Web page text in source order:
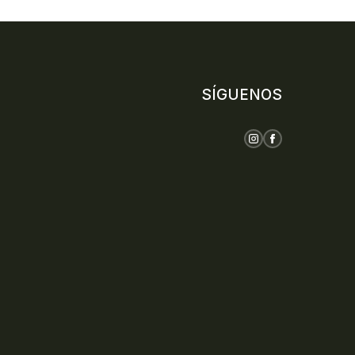
SÍGUENOS